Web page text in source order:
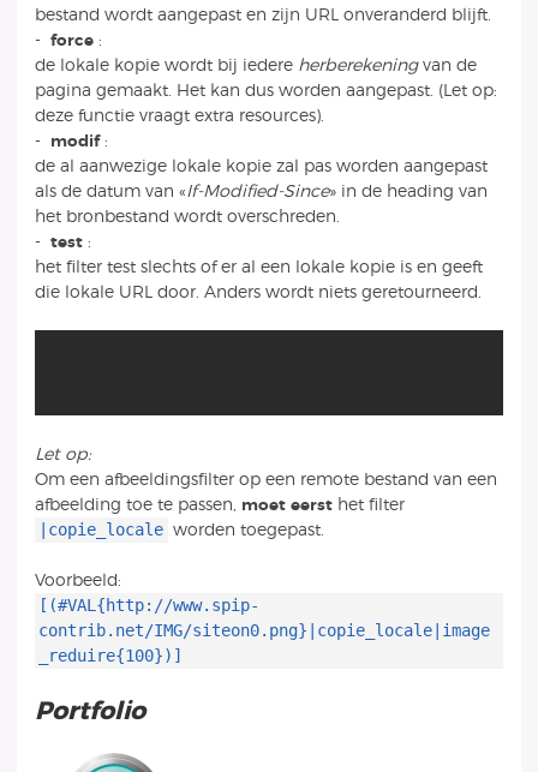
bestand wordt aangepast en zijn URL onveranderd blijft.
- force:
de lokale kopie wordt bij iedere herberekeningvan de
pagina gemaakt. Het kan dus worden aangepast. (Let op:
deze functie vraagt extra resources).
- modif:
de al aanwezige lokale kopie zal pas worden aangepast
als de datum van « If-Modified-Since» in de heading van
het bronbestand wordt overschreden.
- test:
het filter test slechts of er al een lokale kopie is en geeft
die lokale URL door. Anders wordt niets geretourneerd.
Let op:
Om een afbeeldingsfilter op een remote bestand van een
afbeelding toe te passen, moet eersthet filter
|copie_locale worden toegepast.
Voorbeeld:
[(#VAL{http://www.spip-
contrib.net/IMG/siteon0.png}|copie_locale|image
_reduire{100})]
Portfolio